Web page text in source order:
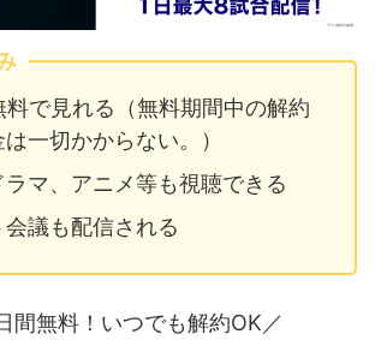
料で見れる（無料期間中の解約
は一切かからない。）
ラマ、アニメ等も視聴できる
会議も配信される
間無料！いつでも解約OK／